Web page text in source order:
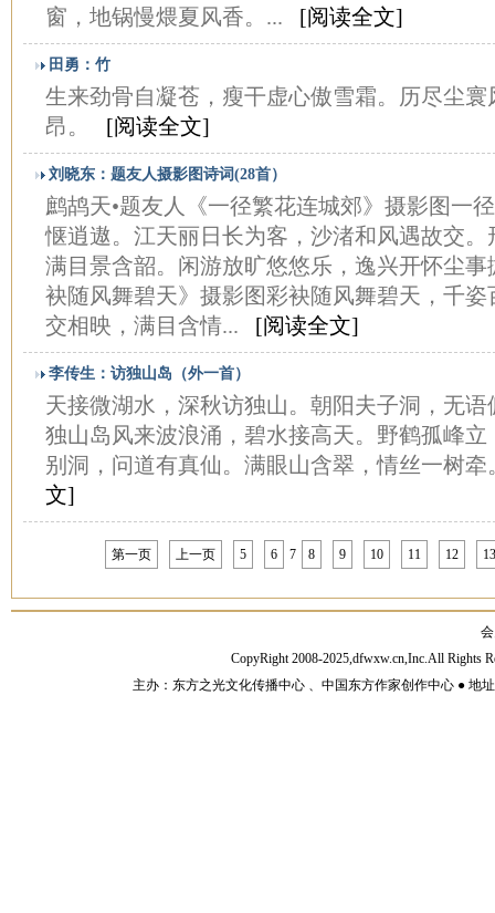
窗，地锅慢煨夏风香。... [阅读全文]
田勇：竹
生来劲骨自凝苍，瘦干虚心傲雪霜。历尽尘
昂。 [阅读全文]
刘晓东：题友人摄影图诗词(28首）
鹧鸪天•题友人《一径繁花连城郊》摄影图一
惬逍遨。江天丽日长为客，沙渚和风遇故交
满目景含韶。闲游放旷悠悠乐，逸兴开怀尘事
袂随风舞碧天》摄影图彩袂随风舞碧天，千
交相映，满目含情... [阅读全文]
李传生：访独山岛（外一首）
天接微湖水，深秋访独山。朝阳夫子洞，无语
独山岛风来波浪涌，碧水接高天。野鹤孤峰
别洞，问道有真仙。满眼山含翠，情丝一树
文]
第一页 上一页 5 6 7 8 9 10 11 12 13
CopyRight 2008-2025,dfwxw.cn,Inc.All Rights
主办：东方之光文化传播中心 、中国东方作家创作中心 ● 地